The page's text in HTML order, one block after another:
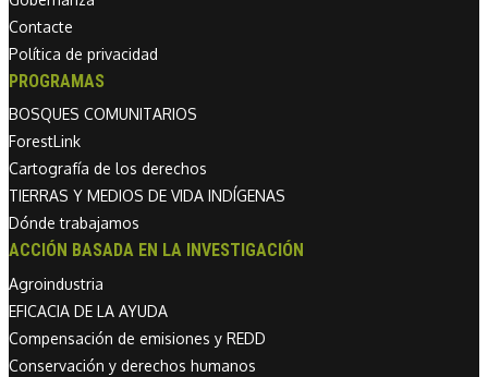
Contacte
Política de privacidad
PROGRAMAS
BOSQUES COMUNITARIOS
ForestLink
Cartografía de los derechos
TIERRAS Y MEDIOS DE VIDA INDÍGENAS
Dónde trabajamos
ACCIÓN BASADA EN LA INVESTIGACIÓN
Agroindustria
EFICACIA DE LA AYUDA
Compensación de emisiones y REDD
Conservación y derechos humanos